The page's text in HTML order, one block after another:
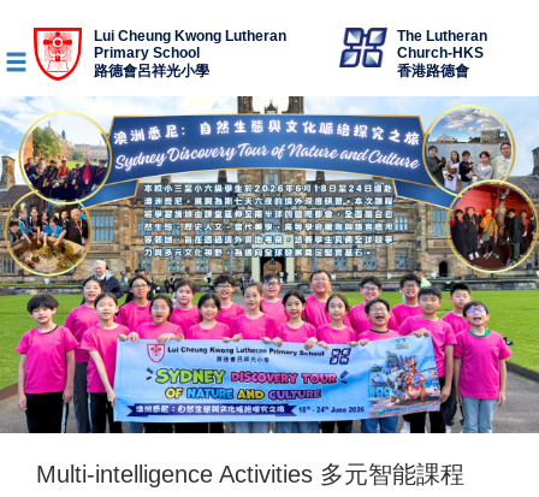
Lui Cheung Kwong Lutheran
Primary School
路德會呂祥光小學
The Lutheran
Church-HKS
香港路德會
Multi-intelligence Activities 多元智能課程